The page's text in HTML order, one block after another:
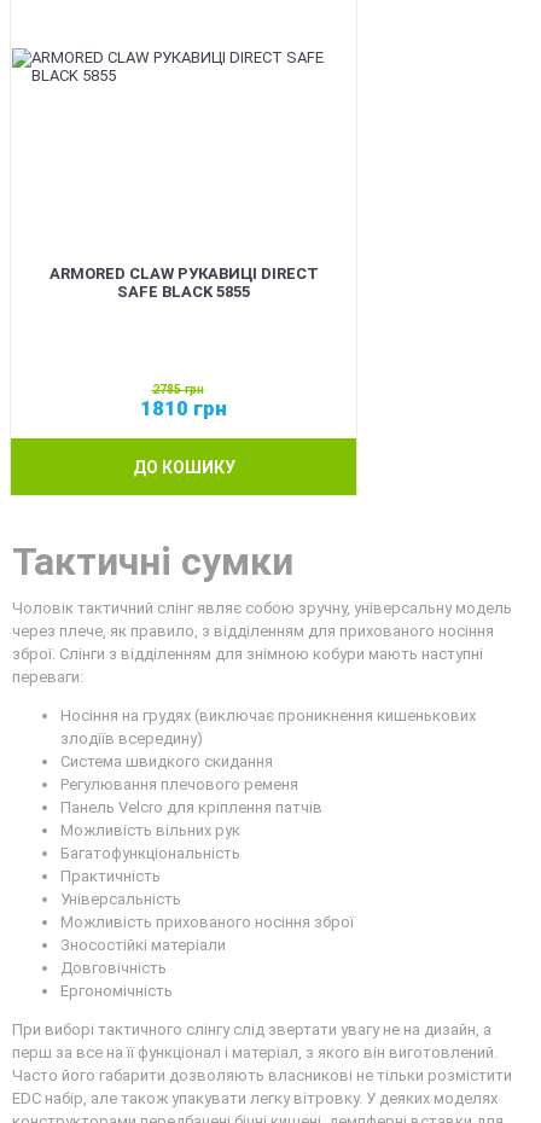
ARMORED CLAW РУКАВИЦІ DIRECT
SAFE BLACK 5855
2785грн
1810 грн
ДО КОШИКУ
Тактичні сумки
Чоловік тактичний слінг являє собою зручну, універсальну модель
через плече, як правило, з відділенням для прихованого носіння
зброї. Слінги з відділенням для знімною кобури мають наступні
переваги:
Носіння на грудях (виключає проникнення кишенькових
злодіїв всередину)
Система швидкого скидання
Регулювання плечового ременя
Панель Velcro для кріплення патчів
Можливість вільних рук
Багатофункціональність
Практичність
Універсальність
Можливість прихованого носіння зброї
Зносостійкі матеріали
Довговічність
Ергономічність
При виборі тактичного слінгу слід звертати увагу не на дизайн, а
перш за все на її функціонал і матеріал, з якого він виготовлений.
Часто його габарити дозволяють власникові не тільки розмістити
EDC набір, але також упакувати легку вітровку. У деяких моделях